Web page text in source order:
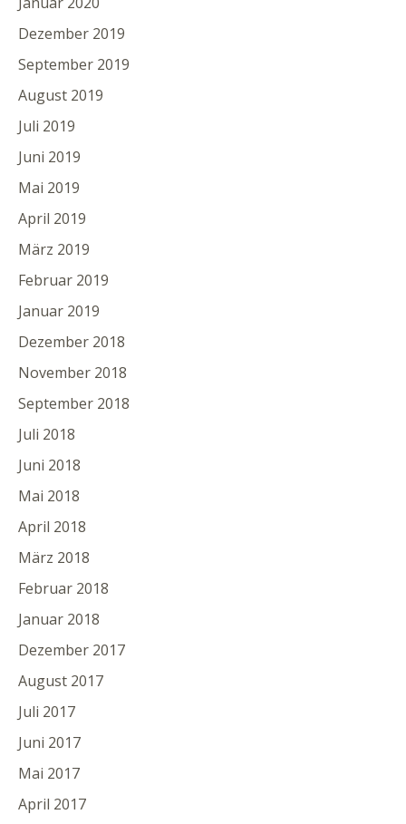
Dezember 2019
September 2019
August 2019
Juli 2019
Juni 2019
Mai 2019
April 2019
März 2019
Februar 2019
Januar 2019
Dezember 2018
November 2018
September 2018
Juli 2018
Juni 2018
Mai 2018
April 2018
März 2018
Februar 2018
Januar 2018
Dezember 2017
August 2017
Juli 2017
Juni 2017
Mai 2017
April 2017